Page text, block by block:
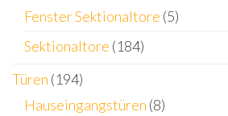
Fenster Sektionaltore (5)
Sektionaltore (184)
Türen (194)
Hauseingangstüren (8)